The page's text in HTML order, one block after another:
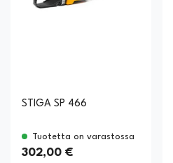
STIGA SP 466
Tuotetta on varastossa
302,00 €